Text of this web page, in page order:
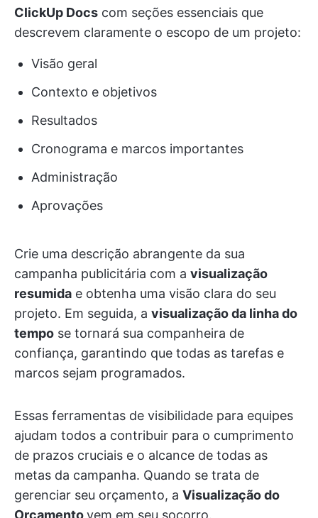
ClickUp Docs com seções essenciais que
descrevem claramente o escopo de um projeto:
Visão geral
Contexto e objetivos
Resultados
Cronograma e marcos importantes
Administração
Aprovações
Crie uma descrição abrangente da sua
campanha publicitária com a visualização
resumida e obtenha uma visão clara do seu
projeto. Em seguida, a visualização da linha do
tempo se tornará sua companheira de
confiança, garantindo que todas as tarefas e
marcos sejam programados.
Essas ferramentas de visibilidade para equipes
ajudam todos a contribuir para o cumprimento
de prazos cruciais e o alcance de todas as
metas da campanha. Quando se trata de
gerenciar seu orçamento, a Visualização do